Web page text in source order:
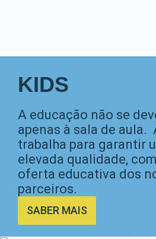
KIDS
A educação não se
apenas à sala de aula.
trabalha para garantir
elevada qualidade,
oferta educativa dos
parceiros.
SABER MAIS